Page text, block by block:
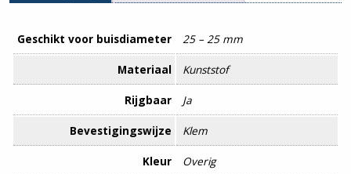
Geschikt voor buisdiameter 25 – 25 mm
Materiaal Kunststof
Rijgbaar Ja
Bevestigingswijze Klem
Kleur Overig